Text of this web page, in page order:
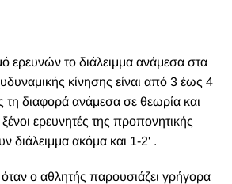
ερευνών το διάλειμμα ανάμεσα στα
κίνησης είναι από 3 έως 4
διαφορά ανάμεσα σε θεωρία και
ερευνητές της προπονητικής
διάλειμμα ακόμα και 1-2' .
ο αθλητής παρουσιάζει γρήγορα